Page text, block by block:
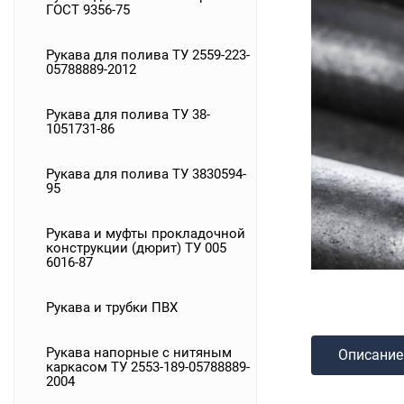
ГОСТ 9356-75
Рукава для полива ТУ 2559-223-
05788889-2012
Рукава для полива ТУ 38-
1051731-86
Рукава для полива ТУ 3830594-
95
Рукава и муфты прокладочной
конструкции (дюрит) ТУ 005
6016-87
Рукава и трубки ПВХ
Рукава напорные с нитяным
каркасом ТУ 2553-189-05788889-
2004
Описание